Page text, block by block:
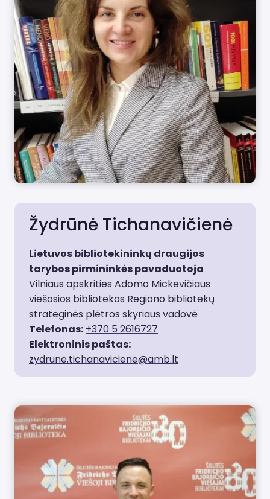
Žydrūnė Tichanavičienė
Lietuvos bibliotekininkų draugijos
tarybos pirmininkės pavaduotoja
Vilniaus apskrities Adomo Mickevičiaus
viešosios bibliotekos Regiono bibliotekų
strateginės plėtros skyriaus vadovė
Telefonas: +370 5 2616727
Elektroninis paštas:
zydrune.tichanaviciene@amb.lt